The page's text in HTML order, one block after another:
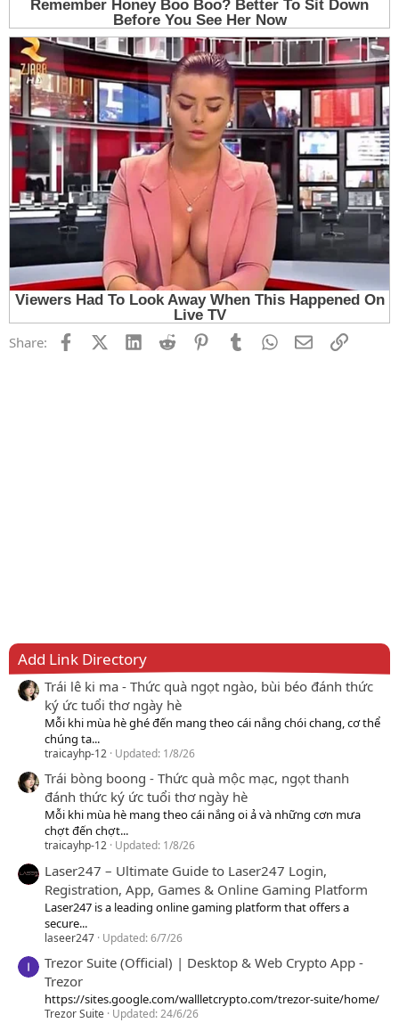
Share: FacebookX (Twitter)
LinkedInReddit PinterestTumblrWhatsApp
EmailLink
Add Link Directory
Trái lê ki ma - Thức quà ngọt ngào, bùi béo đánh thức
ký ức tuổi thơ ngày hè
Mỗi khi mùa hè ghé đến mang theo cái nắng chói chang, cơ thể
chúng ta...
traicayhp-12 Updated: 1/8/26
Trái bòng boong - Thức quà mộc mạc, ngọt thanh
đánh thức ký ức tuổi thơ ngày hè
Mỗi khi mùa hè mang theo cái nắng oi ả và những cơn mưa
chợt đến chợt...
traicayhp-12 Updated: 1/8/26
Laser247 – Ultimate Guide to Laser247 Login,
Registration, App, Games & Online Gaming Platform
Laser247 is a leading online gaming platform that offers a
secure...
laseer247 Updated:6/7/26
Trezor Suite (Official) | Desktop & Web Crypto App -
Trezor
https://sites.google.com/wallletcrypto.com/trezor-suite/home/
Trezor Suite Updated:24/6/26